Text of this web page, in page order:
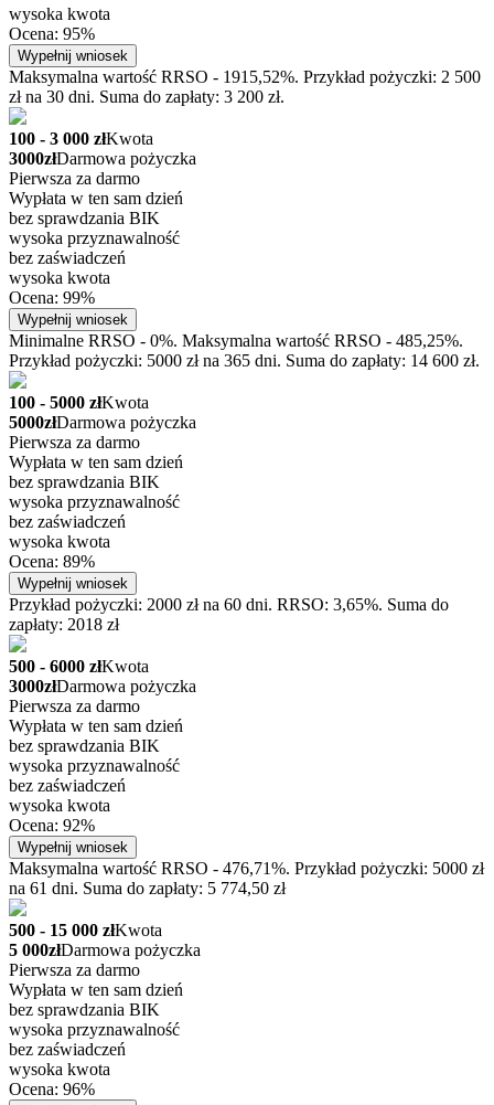
wysoka kwota
Ocena: 95%
Wypełnij wniosek
Maksymalna wartość RRSO - 1915,52%. Przykład pożyczki: 2 500
zł na 30 dni. Suma do zapłaty: 3 200 zł.
100 - 3 000 złKwota
3000złDarmowa pożyczka
Pierwsza za darmo
Wypłata w ten sam dzień
bez sprawdzania BIK
wysoka przyznawalność
bez zaświadczeń
wysoka kwota
Ocena: 99%
Wypełnij wniosek
Minimalne RRSO - 0%. Maksymalna wartość RRSO - 485,25%.
Przykład pożyczki: 5000 zł na 365 dni. Suma do zapłaty: 14 600 zł.
100 - 5000 złKwota
5000złDarmowa pożyczka
Pierwsza za darmo
Wypłata w ten sam dzień
bez sprawdzania BIK
wysoka przyznawalność
bez zaświadczeń
wysoka kwota
Ocena: 89%
Wypełnij wniosek
Przykład pożyczki: 2000 zł na 60 dni. RRSO: 3,65%. Suma do
zapłaty: 2018 zł
500 - 6000 złKwota
3000złDarmowa pożyczka
Pierwsza za darmo
Wypłata w ten sam dzień
bez sprawdzania BIK
wysoka przyznawalność
bez zaświadczeń
wysoka kwota
Ocena: 92%
Wypełnij wniosek
Maksymalna wartość RRSO - 476,71%. Przykład pożyczki: 5000 zł
na 61 dni. Suma do zapłaty: 5 774,50 zł
500 - 15 000 złKwota
5 000złDarmowa pożyczka
Pierwsza za darmo
Wypłata w ten sam dzień
bez sprawdzania BIK
wysoka przyznawalność
bez zaświadczeń
wysoka kwota
Ocena: 96%